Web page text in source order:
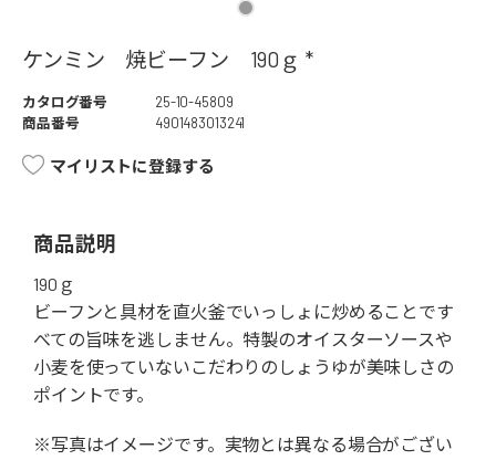
ケンミン 焼ビーフン 190ｇ *
カタログ番号
25-10-45809
商品番号
4901483013241
マイリストに登録する
商品説明
190ｇ
ビーフンと具材を直火釜でいっしょに炒めることです
べての旨味を逃しません。特製のオイスターソースや
小麦を使っていないこだわりのしょうゆが美味しさの
ポイントです。
※写真はイメージです。実物とは異なる場合がござい